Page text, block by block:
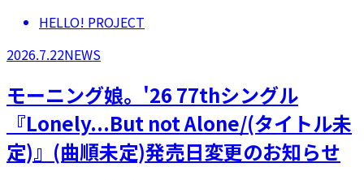
HELLO! PROJECT
2026.7.22NEWS
モーニング娘。'26 77thシングル
『Lonely...But not Alone/(タイトル未
定)』(曲順未定)発売日変更のお知らせ